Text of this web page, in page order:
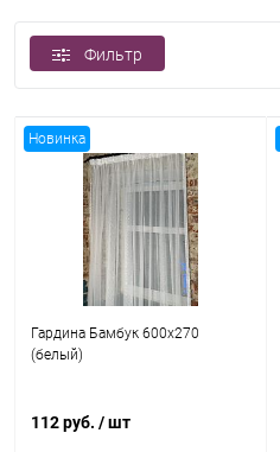
Фильтр
Новинка
Гардина Бамбук 600x270
(белый)
112 руб. / шт